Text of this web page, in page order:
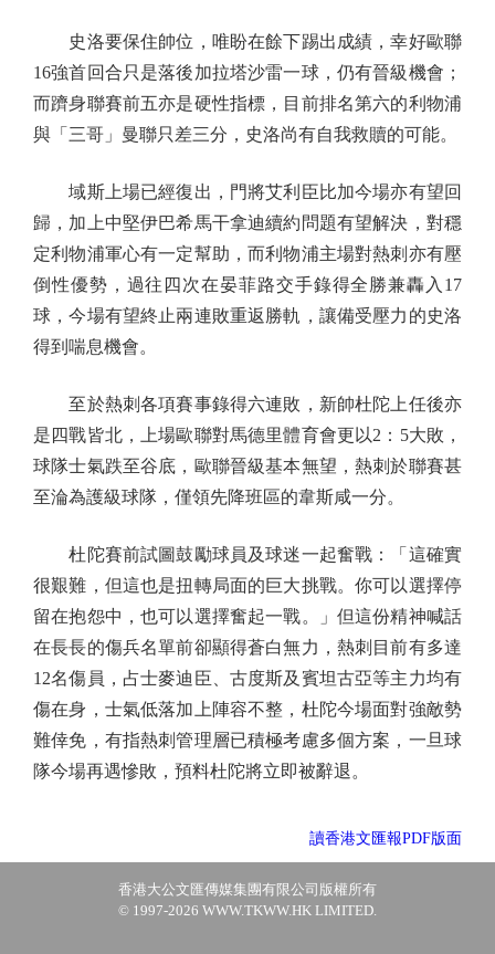
史洛要保住帥位，唯盼在餘下踢出成績，幸好歐聯
16強首回合只是落後加拉塔沙雷一球，仍有晉級機會；
而躋身聯賽前五亦是硬性指標，目前排名第六的利物浦
與「三哥」曼聯只差三分，史洛尚有自我救贖的可能。
域斯上場已經復出，門將艾利臣比加今場亦有望回
歸，加上中堅伊巴希馬干拿迪續約問題有望解決，對穩
定利物浦軍心有一定幫助，而利物浦主場對熱刺亦有壓
倒性優勢，過往四次在晏菲路交手錄得全勝兼轟入17
球，今場有望終止兩連敗重返勝軌，讓備受壓力的史洛
得到喘息機會。
至於熱刺各項賽事錄得六連敗，新帥杜陀上任後亦
是四戰皆北，上場歐聯對馬德里體育會更以2：5大敗，
球隊士氣跌至谷底，歐聯晉級基本無望，熱刺於聯賽甚
至淪為護級球隊，僅領先降班區的韋斯咸一分。
杜陀賽前試圖鼓勵球員及球迷一起奮戰：「這確實
很艱難，但這也是扭轉局面的巨大挑戰。你可以選擇停
留在抱怨中，也可以選擇奮起一戰。」但這份精神喊話
在長長的傷兵名單前卻顯得蒼白無力，熱刺目前有多達
12名傷員，占士麥迪臣、古度斯及賓坦古亞等主力均有
傷在身，士氣低落加上陣容不整，杜陀今場面對強敵勢
難倖免，有指熱刺管理層已積極考慮多個方案，一旦球
隊今場再遇慘敗，預料杜陀將立即被辭退。
讀香港文匯報PDF版面
香港大公文匯傳媒集團有限公司版權所有
© 1997-2026 WWW.TKWW.HK LIMITED.